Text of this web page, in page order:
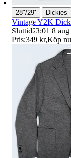
28"/29" | Dickies
Vintage Y2K
Sluttid23:01 8 aug
Pris:349 kr,Köp nu